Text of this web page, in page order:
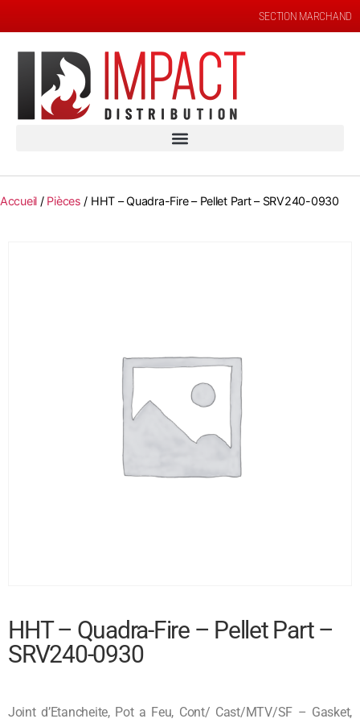
SECTION MARCHAND
Accueil / Pièces / HHT – Quadra-Fire – Pellet Part – SRV240-0930
HHT – Quadra-Fire – Pellet Part –
SRV240-0930
Joint d’Etancheite, Pot a Feu, Cont/ Cast/MTV/SF – Gasket,